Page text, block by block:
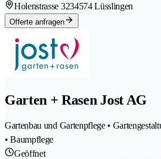
Holenstrasse 3234574 Lüsslingen
Offerte anfragen
Garten + Rasen Jost AG
Gartenbau und Gartenpflege •
• Baumpflege
Geöffnet